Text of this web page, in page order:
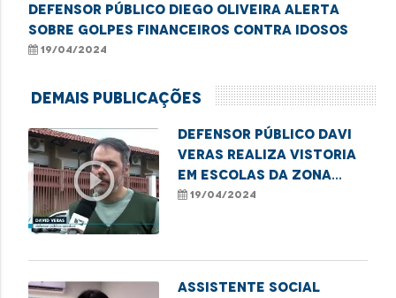
Defensor público Diego Oliveira alerta
sobre golpes financeiros contra idosos
19/04/2024
Demais Publicações
play_circle_outline
Defensor público Davi
Veras realiza vistoria
em escolas da Zona
Rural de São Luís
19/04/2024
Assistente social